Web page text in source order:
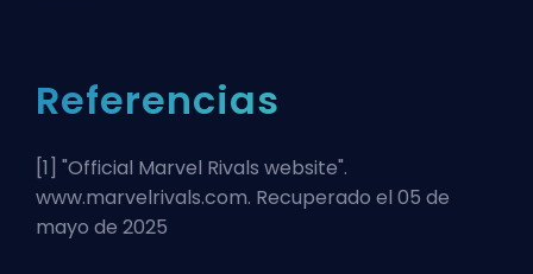
Referencias
[1] "Official Marvel Rivals website".
www.marvelrivals.com. Recuperado el 05 de
mayo de 2025